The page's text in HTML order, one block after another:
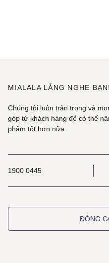
MIALALA LẮNG NGHE BẠN!
Chúng tôi luôn trân trọng và
góp từ khách hàng để có thể
phẩm tốt hơn nữa.
1900 0445
ĐÓNG